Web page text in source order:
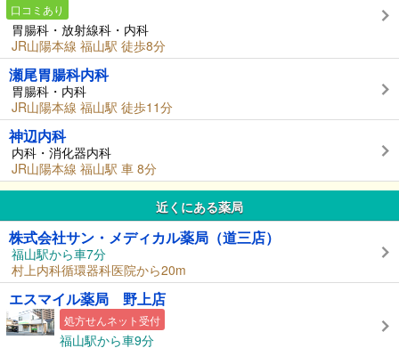
口コミあり
胃腸科・放射線科・内科
JR山陽本線 福山駅 徒歩8分
瀬尾胃腸科内科
胃腸科・内科
JR山陽本線 福山駅 徒歩11分
神辺内科
内科・消化器内科
JR山陽本線 福山駅 車 8分
近くにある薬局
株式会社サン・メディカル薬局（道三店）
福山駅から車7分
村上内科循環器科医院から20m
エスマイル薬局 野上店
処方せんネット受付
福山駅から車9分